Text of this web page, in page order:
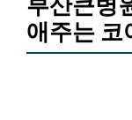
애주는 코